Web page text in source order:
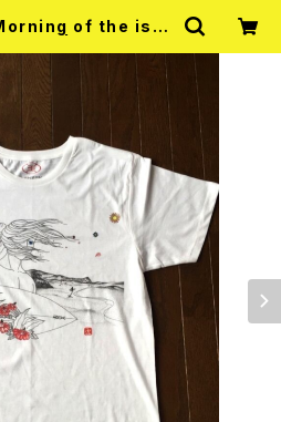
Morning of the isla